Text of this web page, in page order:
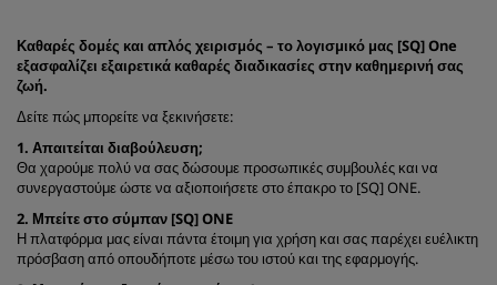
Καθαρές δομές και απλός χειρισμός – το λογισμικό μας [SQ] One
εξασφαλίζει εξαιρετικά καθαρές διαδικασίες στην καθημερινή σας
ζωή.
Δείτε πώς μπορείτε να ξεκινήσετε:
1. Απαιτείται διαβούλευση;
Θα χαρούμε πολύ να σας δώσουμε προσωπικές συμβουλές και να
συνεργαστούμε ώστε να αξιοποιήσετε στο έπακρο το [SQ] ONE.
2. Μπείτε στο σύμπαν [SQ] ONE
Η πλατφόρμα μας είναι πάντα έτοιμη για χρήση και σας παρέχει ευέλικτη
πρόσβαση από οπουδήποτε μέσω του ιστού και της εφαρμογής.